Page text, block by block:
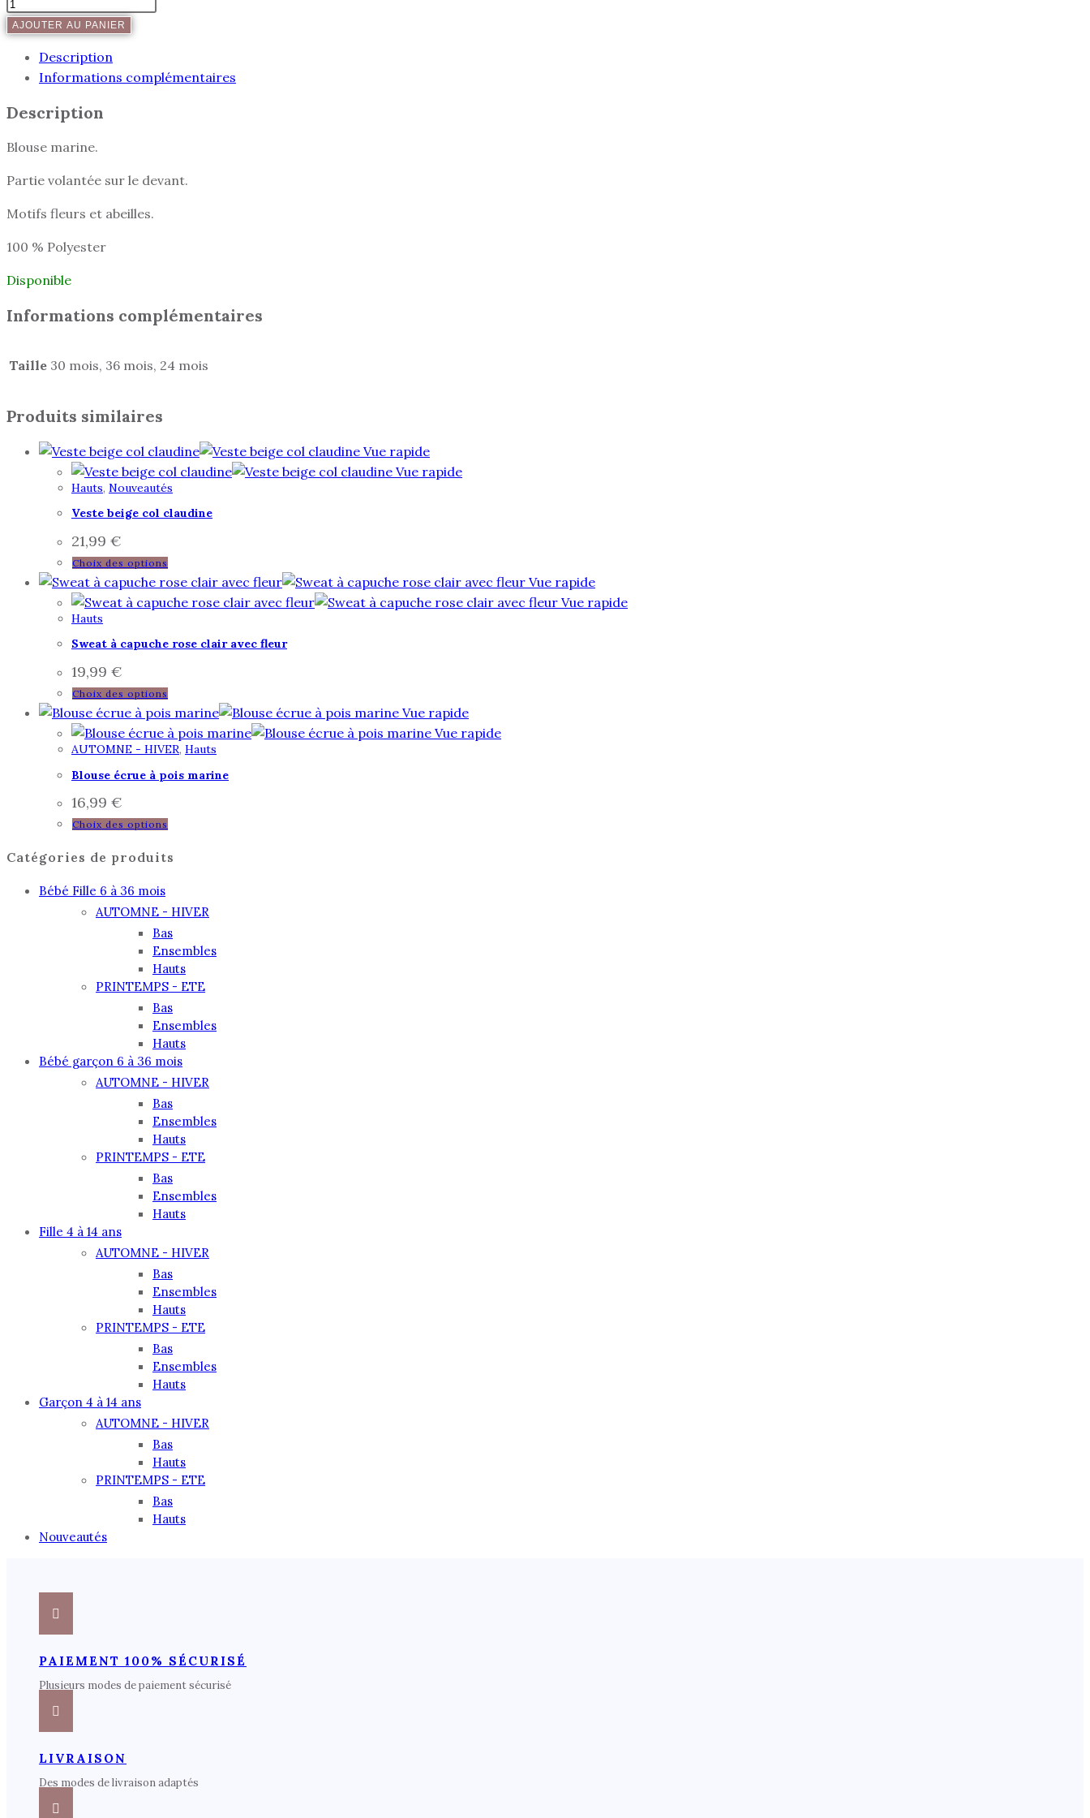
de
Blouse
marine
avec
fleurs
et
abeilles
AJOUTER AU PANIER
Description
Informations complémentaires
Description
Blouse marine.
Partie volantée sur le devant.
Motifs fleurs et abeilles.
100 % Polyester
Disponible
Informations complémentaires
Taille 30 mois, 36 mois, 24 mois
Produits similaires
Vue rapide
Vue rapide
Hauts, Nouveautés
Veste beige col claudine
21,99 €
Choix des options
produit
a
variations.
être
choisies
la
Vue rapide
Vue rapide
Hauts
Sweat à capuche rose clair avec fleur
19,99 €
Choix des options
produit
a
plusieurs
variations.
être
la
page
du
produit
Vue rapide
Vue rapide
AUTOMNE - HIVER, Hauts
Blouse écrue à pois marine
16,99 €
Choix des options
a
variations.
options
peuvent
être
choisies
sur
la
page
du
produit
Catégories de produits
Bébé Fille 6 à 36 mois
AUTOMNE - HIVER
Bas
Ensembles
Hauts
PRINTEMPS - ETE
Bas
Ensembles
Hauts
Bébé garçon 6 à 36 mois
AUTOMNE - HIVER
Bas
Ensembles
Hauts
PRINTEMPS - ETE
Bas
Ensembles
Hauts
Fille 4 à 14 ans
AUTOMNE - HIVER
Bas
Ensembles
Hauts
PRINTEMPS - ETE
Bas
Ensembles
Hauts
Garçon 4 à 14 ans
AUTOMNE - HIVER
Bas
Hauts
PRINTEMPS - ETE
Bas
Hauts
Nouveautés
PAIEMENT 100% SÉCURISÉ
Plusieurs modes de paiement sécurisé
LIVRAISON
Des modes de livraison adaptés